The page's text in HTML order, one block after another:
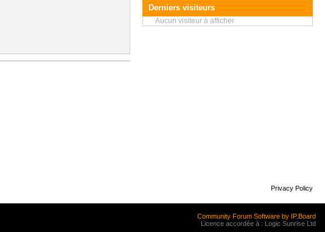
Derniers visiteurs
Aucun visiteur à afficher
Privacy Policy
Community Forum Software by IP.Board
Licence accordée à : Logic Sunrise Ltd